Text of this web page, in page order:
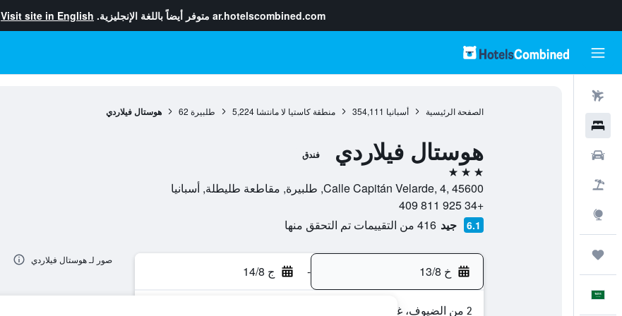
ar.hotelscombined.com متوفر أيضاً باللغة الإنجليزية. Visit site in English
الصفحة الرئيسية أسبانيا 354,111 منطقة كاستيا لا مانتشا 5,224 طلبيرة 62 هوستال فيلاردي
هوستال فيلاردي فندق
3 نجوم
Calle Capitán Velarde, 4, 45600, طلبيرة, مقاطعة طليطلة, أسبانيا
+34 925 811 409
6.1 جيد 416 من التقييمات تم التحقق منها
خ 13/8 - ج 14/8
2 من الضيوف، غرفة واحدة
صور لـ هوستال فيلاردي